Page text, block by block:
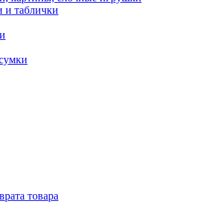
и таблички
товара